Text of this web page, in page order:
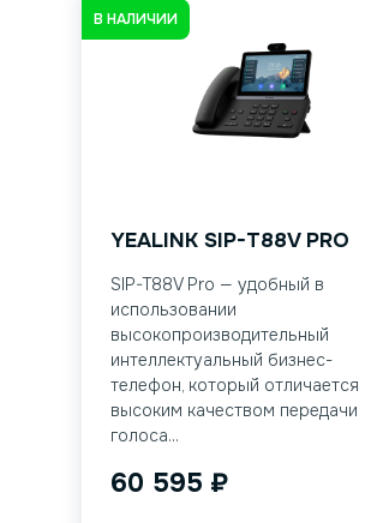
В НАЛИЧИИ
YEALINK SIP-T88V PRO
SIP-T88V Pro — удобный в
использовании
высокопроизводительный
интеллектуальный бизнес-
телефон, который отличается
высоким качеством передачи
голоса...
60 595 ₽